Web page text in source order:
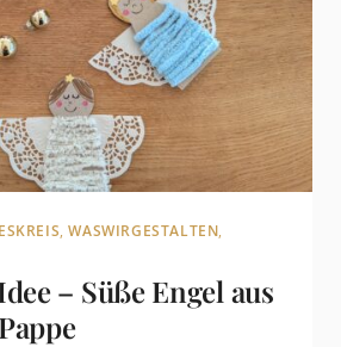
,WASWIRGESTALTEN,
– Süße Engel aus